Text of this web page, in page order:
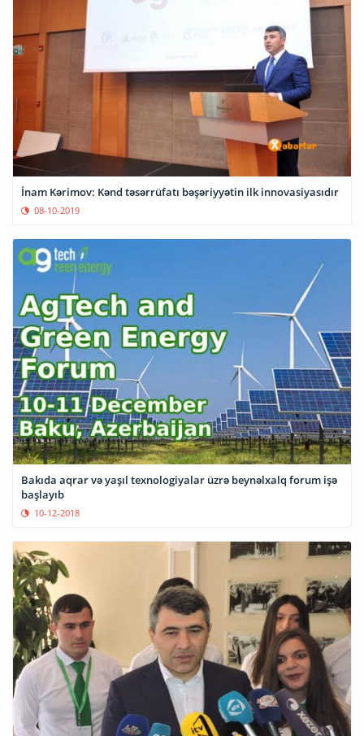
İnam Kərimov: Kənd təsərrüfatı bəşəriyyətin ilk innovasiyasıdır
08-10-2019
Bakıda aqrar və yaşıl texnologiyalar üzrə beynəlxalq forum işə
başlayıb
10-12-2018